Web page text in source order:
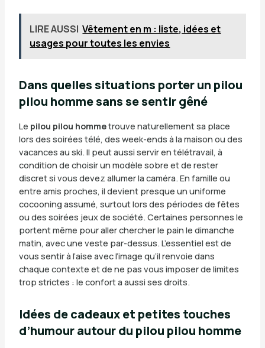
LIRE AUSSI Vêtement en m : liste, idées et
usages pour toutes les envies
Dans quelles situations porter un pilou
pilou homme sans se sentir gêné
Le pilou pilou hommetrouve naturellement sa place
lors des soirées télé, des week-ends à la maison ou des
vacances au ski. Il peut aussi servir en télétravail, à
condition de choisir un modèle sobre et de rester
discret si vous devez allumer la caméra. En famille ou
entre amis proches, il devient presque un uniforme
cocooning assumé, surtout lors des périodes de fêtes
ou des soirées jeux de société. Certaines personnes le
portent même pour aller chercher le pain le dimanche
matin, avec une veste par-dessus. L’essentiel est de
vous sentir à l’aise avec l’image qu’il renvoie dans
chaque contexte et de ne pas vous imposer de limites
trop strictes : le confort a aussi ses droits.
Idées de cadeaux et petites touches
d’humour autour du pilou pilou homme